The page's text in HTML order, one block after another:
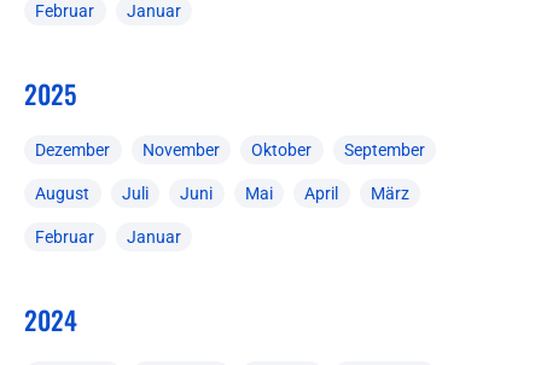
Februar Januar
2025
Dezember November Oktober September
August Juli Juni Mai April März
Februar Januar
2024